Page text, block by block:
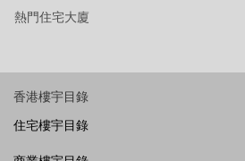
熱門住宅大廈
香港樓宇目錄
住宅樓宇目錄